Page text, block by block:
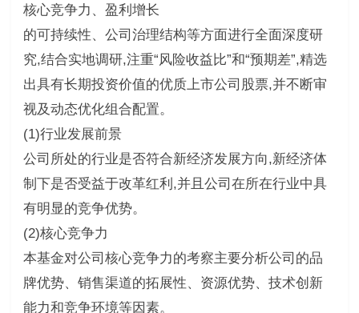
核心竞争力、盈利增长
的可持续性、公司治理结构等方面进行全面深度研
究,结合实地调研,注重“风险收益比”和“预期差”,精选
出具有长期投资价值的优质上市公司股票,并不断审
视及动态优化组合配置。
(1)行业发展前景
公司所处的行业是否符合新经济发展方向,新经济体
制下是否受益于改革红利,并且公司在所在行业中具
有明显的竞争优势。
(2)核心竞争力
本基金对公司核心竞争力的考察主要分析公司的品
牌优势、销售渠道的拓展性、资源优势、技术创新
能力和竞争环境等因素。